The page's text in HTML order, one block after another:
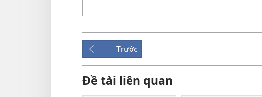
Trước
Đề tài liên quan